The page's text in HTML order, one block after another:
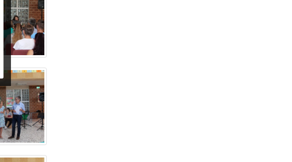
Coolrider-Freunde e.V.